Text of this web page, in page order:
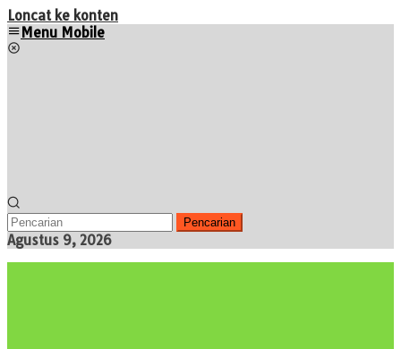
Loncat ke konten
Menu Mobile
Pencarian
Agustus 9, 2026